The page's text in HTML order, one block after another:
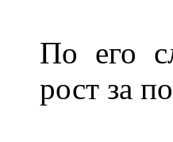
По его
рост за